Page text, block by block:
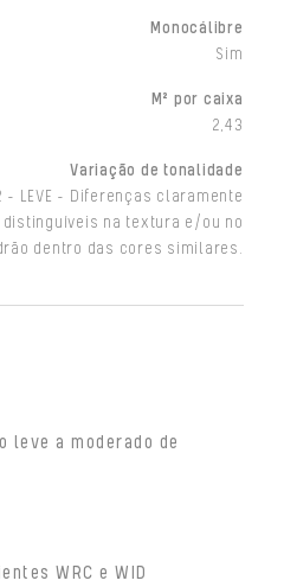
Monocálibre
Sim
M² por caixa
2,43
Variação de tonalidade
- LEVE - Diferenças claramente
distinguíveis na textura e/ou no
dentro das cores similares.
leve a moderado de
WRC e WID